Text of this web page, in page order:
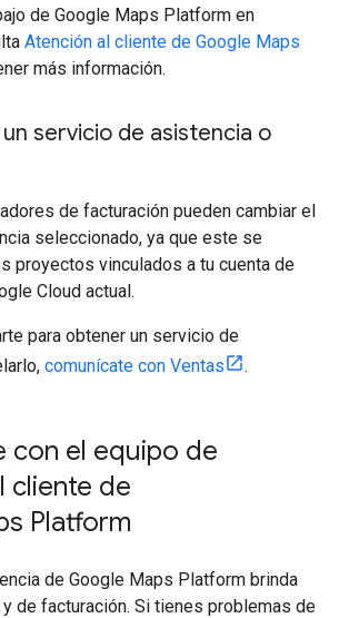
de Google Maps Platform en
Atención al cliente de Google Maps
más información.
servicio de asistencia o
de facturación pueden cambiar el
seleccionado, ya que este se
proyectos vinculados a tu cuenta de
Cloud actual.
para obtener un servicio de
comunícate con Ventas .
con el equipo de
cliente de
Platform
de Google Maps Platform brinda
de facturación. Si tienes problemas de